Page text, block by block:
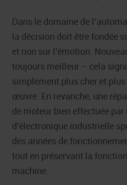
Dans le domaine de
la décision doit être fondée
et non sur l’émotion.
toujours meilleur – cela
simplement plus cher et
œuvre. En revanche, une
de moteur bien effectuée par
d’électronique industrielle
des années de
tout en préservant la
machine.